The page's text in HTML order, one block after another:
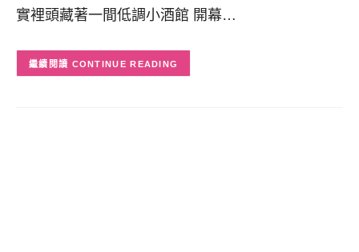
實裡頭藏著一間低調小酒館 開幕…
CONTINUE READING